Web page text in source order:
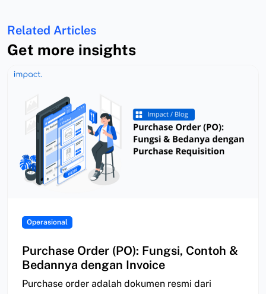
Related Articles
Get more insights
Operasional
Purchase Order (PO): Fungsi, Contoh &
Bedannya dengan Invoice
Purchase order adalah dokumen resmi dari